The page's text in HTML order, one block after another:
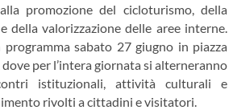
promozione del cicloturismo, della
della valorizzazione delle aree interne.
programma sabato 27 giugno in piazza
per l’intera giornata si alterneranno
istituzionali, attività culturali e
rivolti a cittadini e visitatori.